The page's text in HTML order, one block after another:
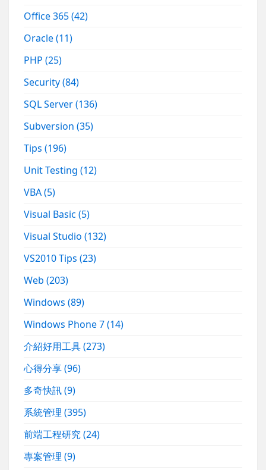
Office 365(42)
Oracle(11)
PHP(25)
Security(84)
SQL Server(136)
Subversion(35)
Tips(196)
Unit Testing(12)
VBA(5)
Visual Basic(5)
Visual Studio(132)
VS2010 Tips(23)
Web(203)
Windows(89)
Windows Phone 7(14)
介紹好用工具(273)
心得分享(96)
多奇快訊(9)
系統管理(395)
前端工程研究(24)
專案管理(9)